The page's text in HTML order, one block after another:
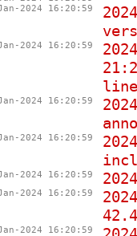
2024 16:20:59
2024 16:20:59
2024 16:20:59
2024 16:20:59
2024 16:20:59
2024 16:20:59
2024 16:20:59